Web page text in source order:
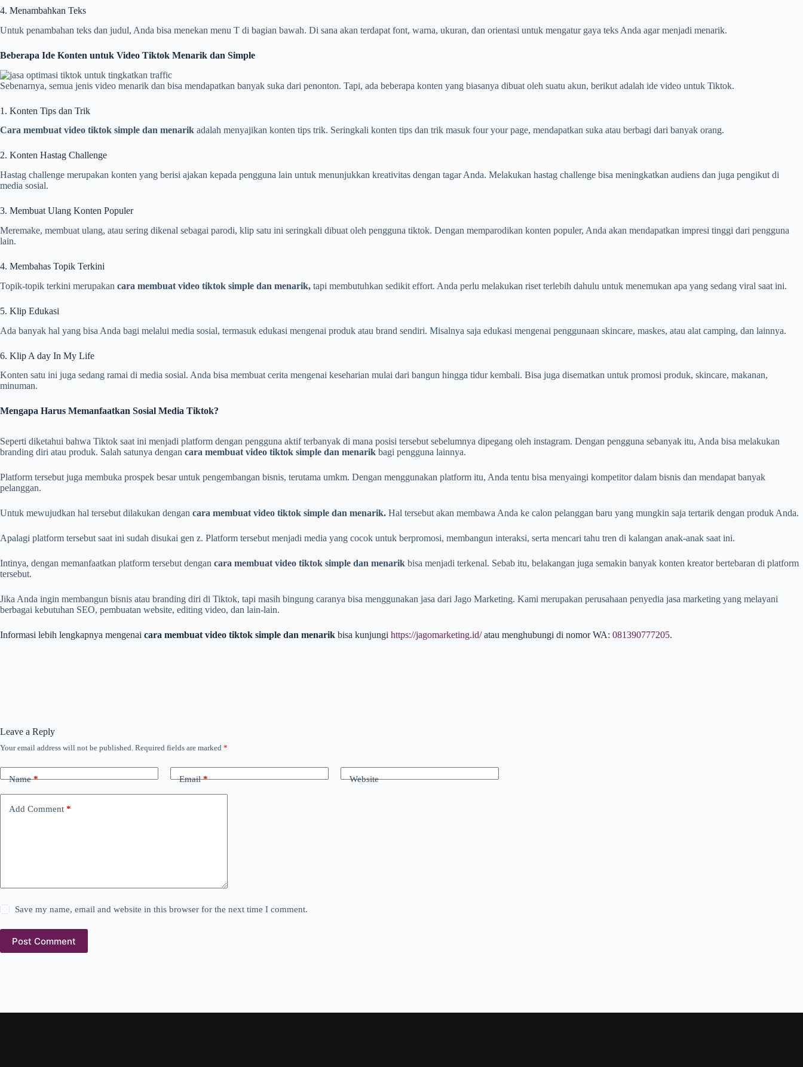
4. Menambahkan Teks
Untuk penambahan teks dan judul, Anda bisa menekan menu T di bagian bawah. Di sana akan terdapat font, warna, ukuran, dan orientasi untuk mengatur gaya teks Anda agar menjadi menarik.
Beberapa Ide Konten untuk Video Tiktok Menarik dan Simple
Sebenarnya, semua jenis video menarik dan bisa mendapatkan banyak suka dari penonton. Tapi, ada beberapa konten yang biasanya dibuat oleh suatu akun, berikut adalah ide video untuk Tiktok.
1. Konten Tips dan Trik
Cara membuat video tiktok simple dan menarik adalah menyajikan konten tips trik. Seringkali konten tips dan trik masuk four your page, mendapatkan suka atau berbagi dari banyak orang.
2. Konten Hastag Challenge
Hastag challenge merupakan konten yang berisi ajakan kepada pengguna lain untuk menunjukkan kreativitas dengan tagar Anda. Melakukan hastag challenge bisa meningkatkan audiens dan juga pengikut di
media sosial.
3. Membuat Ulang Konten Populer
Meremake, membuat ulang, atau sering dikenal sebagai parodi, klip satu ini seringkali dibuat oleh pengguna tiktok. Dengan memparodikan konten populer, Anda akan mendapatkan impresi tinggi dari pengguna
lain.
4. Membahas Topik Terkini
Topik-topik terkini merupakan cara membuat video tiktok simple dan menarik, tapi membutuhkan sedikit effort. Anda perlu melakukan riset terlebih dahulu untuk menemukan apa yang sedang viral saat ini.
5. Klip Edukasi
Ada banyak hal yang bisa Anda bagi melalui media sosial, termasuk edukasi mengenai produk atau brand sendiri. Misalnya saja edukasi mengenai penggunaan skincare, maskes, atau alat camping, dan lainnya.
6. Klip A day In My Life
Konten satu ini juga sedang ramai di media sosial. Anda bisa membuat cerita mengenai keseharian mulai dari bangun hingga tidur kembali. Bisa juga disematkan untuk promosi produk, skincare, makanan,
minuman.
Mengapa Harus Memanfaatkan Sosial Media Tiktok?
Seperti diketahui bahwa Tiktok saat ini menjadi platform dengan pengguna aktif terbanyak di mana posisi tersebut sebelumnya dipegang oleh instagram. Dengan pengguna sebanyak itu, Anda bisa melakukan
branding diri atau produk. Salah satunya dengan cara membuat video tiktok simple dan menarik bagi pengguna lainnya.
Platform tersebut juga membuka prospek besar untuk pengembangan bisnis, terutama umkm. Dengan menggunakan platform itu, Anda tentu bisa menyaingi kompetitor dalam bisnis dan mendapat banyak
pelanggan.
Untuk mewujudkan hal tersebut dilakukan dengan cara membuat video tiktok simple dan menarik. Hal tersebut akan membawa Anda ke calon pelanggan baru yang mungkin saja tertarik dengan produk Anda.
Apalagi platform tersebut saat ini sudah disukai gen z. Platform tersebut menjadi media yang cocok untuk berpromosi, membangun interaksi, serta mencari tahu tren di kalangan anak-anak saat ini.
Intinya, dengan memanfaatkan platform tersebut dengan cara membuat video tiktok simple dan menarik bisa menjadi terkenal. Sebab itu, belakangan juga semakin banyak konten kreator bertebaran di platform
tersebut.
Jika Anda ingin membangun bisnis atau branding diri di Tiktok, tapi masih bingung caranya bisa menggunakan jasa dari Jago Marketing. Kami merupakan perusahaan penyedia jasa marketing yang melayani
berbagai kebutuhan SEO, pembuatan website, editing video, dan lain-lain.
Informasi lebih lengkapnya mengenai cara membuat video tiktok simple dan menarik bisa kunjungi https://jagomarketing.id/atau menghubungi di nomor WA: 081390777205.
Leave a Reply
Your email address will not be published. Required fields are marked *
Name* Email* Website
Add Comment *
Save my name, email and website in this browser for the next time I comment.
Post Comment